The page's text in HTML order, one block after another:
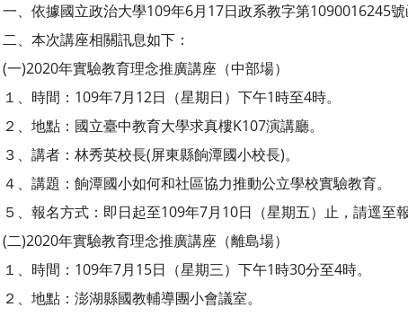
一、依據國立政治大學109年6月17日政系教字第1090016245號
二、本次講座相關訊息如下：
(一)2020年實驗教育理念推廣講座（中部場）
１、時間：109年7月12日（星期日）下午1時至4時。
２、地點：國立臺中教育大學求真樓K107演講廳。
３、講者：林秀英校長(屏東縣餉潭國小校長)。
４、講題：餉潭國小如何和社區協力推動公立學校實驗教育。
５、報名方式：即日起至109年7月10日（星期五）止，請逕至
(二)2020年實驗教育理念推廣講座（離島場）
１、時間：109年7月15日（星期三）下午1時30分至4時。
２、地點：澎湖縣國教輔導團小會議室。